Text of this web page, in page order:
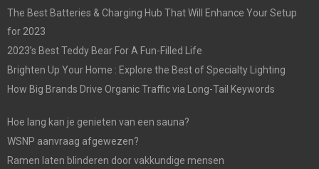
The Best Batteries & Charging Hub That Will Enhance Your Setup
for 2023
2023’s Best Teddy Bear For A Fun-Filled Life
Brighten Up Your Home : Explore the Best of Specialty Lighting
How Big Brands Drive Organic Traffic via Long-Tail Keywords
Hoe lang kan je genieten van een sauna?
WSNP aanvraag afgewezen?
Ramen laten blinderen door vakkundige mensen